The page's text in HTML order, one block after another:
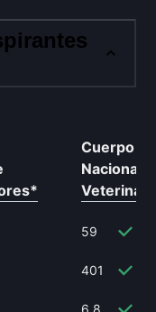
*
Cuerpo
Nacional
59
401
6.8